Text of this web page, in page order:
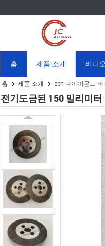
홈 제품 소개 비디오
홈 제품 소개 cbn 다이아몬드 바
전기도금된 150 밀리미터